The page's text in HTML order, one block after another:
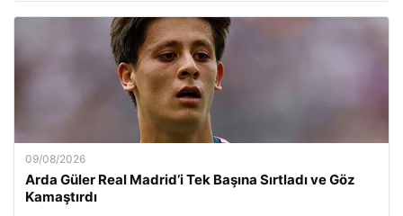
09/08/2026
Arda Güler Real Madrid’i Tek Başına Sırtladı ve Göz
Kamaştırdı